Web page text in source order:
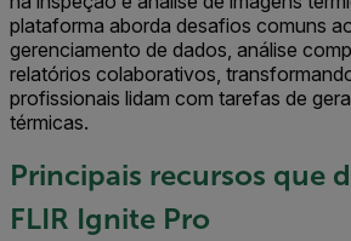
plataforma aborda desafios comuns
gerenciamento de dados, análise
relatórios colaborativos,
profissionais lidam com tarefas de
térmicas.
Principais recursos que
FLIR Ignite Pro